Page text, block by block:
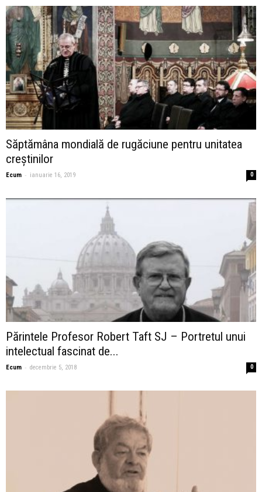
Săptămâna mondială de rugăciune pentru unitatea
creștinilor
Ecum - ianuarie 16, 2019 0
Părintele Profesor Robert Taft SJ – Portretul unui
intelectual fascinat de...
Ecum - decembrie 5, 2018 0